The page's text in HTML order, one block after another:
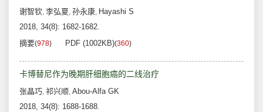
谢智钦, 李弘夏, 孙永康, Hayashi S
2018, 34(8): 1682-1682.
摘要(978) PDF (1002KB)(360)
卡博替尼作为晚期肝细胞癌的二线治疗
张晶巧, 祁兴顺, Abou-Alfa GK
2018, 34(8): 1688-1688.